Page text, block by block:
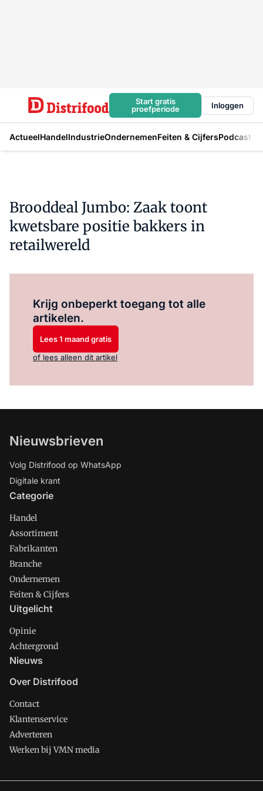
Start gratis
proefperiode
Inloggen
ActueelHandelIndustrieOndernemenFeiten & CijfersPodcast
Brooddeal Jumbo: Zaak toont
kwetsbare positie bakkers in
retailwereld
Krijg onbeperkt toegang tot alle
artikelen.
Lees 1 maand gratis
of lees alleen dit artikel
Nieuwsbrieven
Volg Distrifood op WhatsApp
Digitale krant
Categorie
Handel
Assortiment
Fabrikanten
Branche
Ondernemen
Feiten & Cijfers
Uitgelicht
Opinie
Achtergrond
Nieuws
Over Distrifood
Contact
Klantenservice
Adverteren
Werken bij VMN media